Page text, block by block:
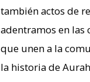
también actos de
adentramos en las
que unen a la
la historia de